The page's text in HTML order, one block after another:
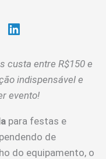
custa entre R$150 e
indispensável e
evento!
para festas e
de
do equipamento, o